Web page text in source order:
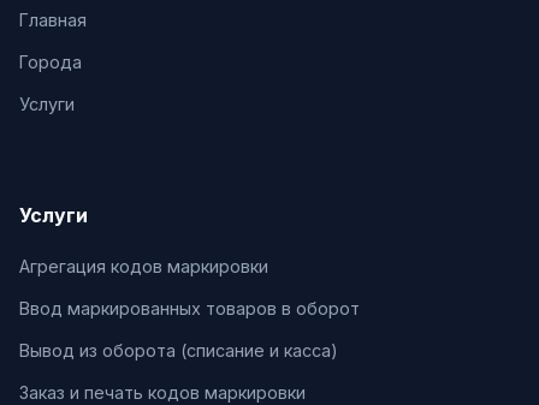
Главная
Города
Услуги
Услуги
Агрегация кодов маркировки
Ввод маркированных товаров в оборот
Вывод из оборота (списание и касса)
Заказ и печать кодов маркировки